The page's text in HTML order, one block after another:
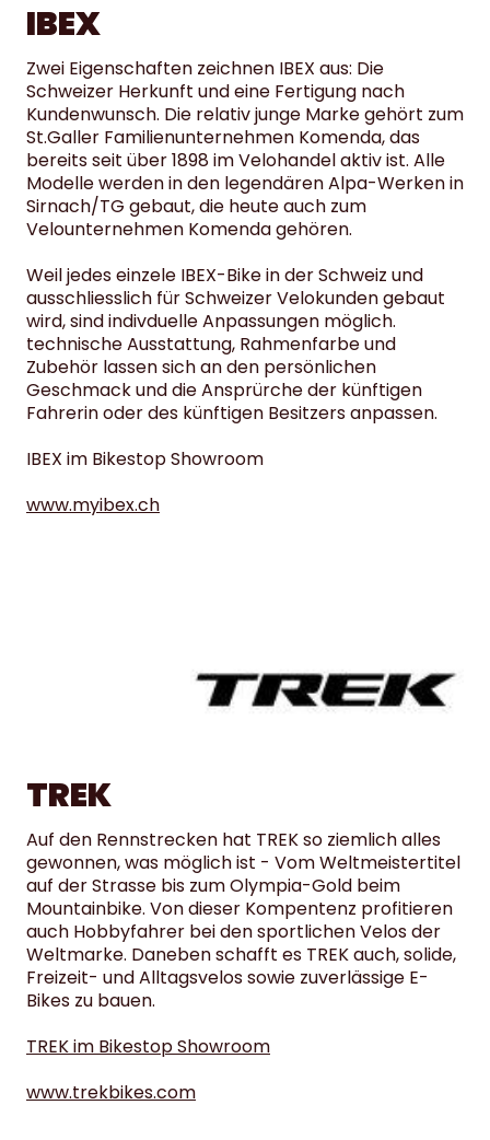
IBEX
Zwei Eigenschaften zeichnen IBEX aus: Die
Schweizer Herkunft und eine Fertigung nach
Kundenwunsch. Die relativ junge Marke gehört zum
St.Galler Familienunternehmen Komenda, das
bereits seit über 1898 im Velohandel aktiv ist. Alle
Modelle werden in den legendären Alpa-Werken in
Sirnach/TG gebaut, die heute auch zum
Velounternehmen Komenda gehören.
Weil jedes einzele IBEX-Bike in der Schweiz und
ausschliesslich für Schweizer Velokunden gebaut
wird, sind indivduelle Anpassungen möglich.
technische Ausstattung, Rahmenfarbe und
Zubehör lassen sich an den persönlichen
Geschmack und die Ansprürche der künftigen
Fahrerin oder des künftigen Besitzers anpassen.
IBEX im Bikestop Showroom
www.myibex.ch
TREK
Auf den Rennstrecken hat TREK so ziemlich alles
gewonnen, was möglich ist - Vom Weltmeistertitel
auf der Strasse bis zum Olympia-Gold beim
Mountainbike. Von dieser Kompentenz profitieren
auch Hobbyfahrer bei den sportlichen Velos der
Weltmarke. Daneben schafft es TREK auch, solide,
Freizeit- und Alltagsvelos sowie zuverlässige E-
Bikes zu bauen.
TREK im Bikestop Showroom
www.trekbikes.com